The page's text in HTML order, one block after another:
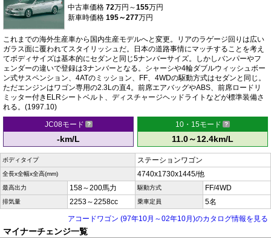
中古車価格 72万円～155万円
新車時価格 195～277万円
これまでの海外生産車から国内生産モデルへと変更。リアのラゲージ回りは広い
ガラス面に覆われてスタイリッシュだ。日本の道路事情にマッチすることを考え
てボディサイズは基本的にセダンと同じ5ナンバーサイズ。しかしバンパーやフ
ェンダーの違いで登録は3ナンバーとなる。シャーシや4輪ダブルウィッシュボー
ン式サスペンション、4ATのミッション、FF、4WDの駆動方式はセダンと同じ。
ただエンジンはワゴン専用の2.3Lの直4。前席エアバッグやABS、前席ロードリ
ミッター付きELRシートベルト、ディスチャージヘッドライトなどが標準装備さ
れる。(1997.10)
JC08モード
-km/L
10・15モード
11.0～12.4km/L
ボディタイプ ステーションワゴン
全長x全幅x全高(mm) 4740x1730x1445/他
最高出力 158～200馬力 駆動方式 FF/4WD
排気量 2253～2258cc 乗車定員
5名
アコードワゴン (97年10月～02年10月)のカタログ情報を見る
マイナーチェンジ一覧